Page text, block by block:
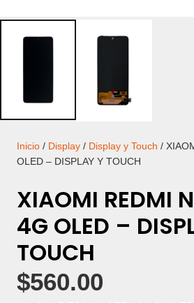
Inicio / Display / Display y Touch /
OLED – DISPLAY Y TOUCH
XIAOMI REDMI
4G OLED –
TOUCH
$560.00